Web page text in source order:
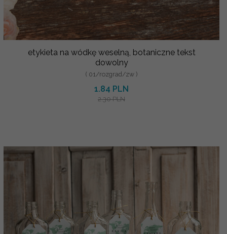
etykieta na wódkę weselną, botaniczne tekst
dowolny
( 01/rozgrad/zw )
1.84 PLN
2.30 PLN